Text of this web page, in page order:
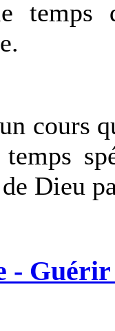
temps
cours
temps
Dieu
Guérir